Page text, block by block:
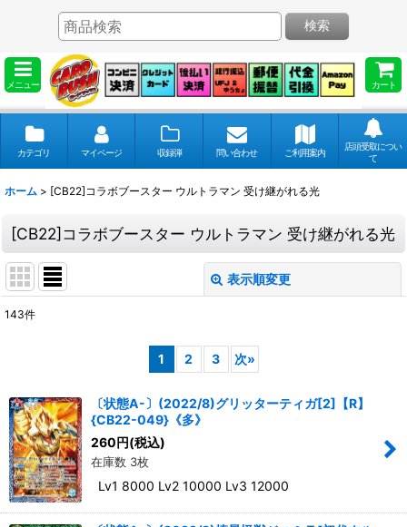
メニュー カート
検索
カテゴリ マイページ 収録弾 問い合わせ ご利用案内
店頭受取につい
て
ホーム > [CB22]コラボブースター ウルトラマン 受け継がれる光
[CB22]コラボブースター ウルトラマン 受け継がれる光
表示順変更
絞り込む
143件
1 2 3 次»
〔状態A-〕(2022/8)グリッターティガ[2]【R】
{CB22-049}《多》
260 円(税込)
在庫数 3枚
Lv1 8000 Lv2 10000 Lv3 12000